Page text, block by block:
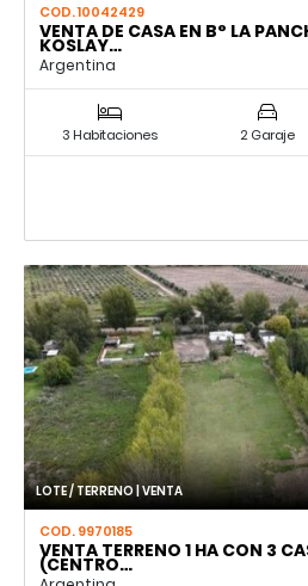
COD. 10042429
VENTA DE CASA EN B° LA
KOSLAY…
Argentina
3 Habitaciones 2 Garaje
LOTE / TERRENO | VENTA
COD. 9970185
VENTA TERRENO 1 HA CON 3
(CENTRO…